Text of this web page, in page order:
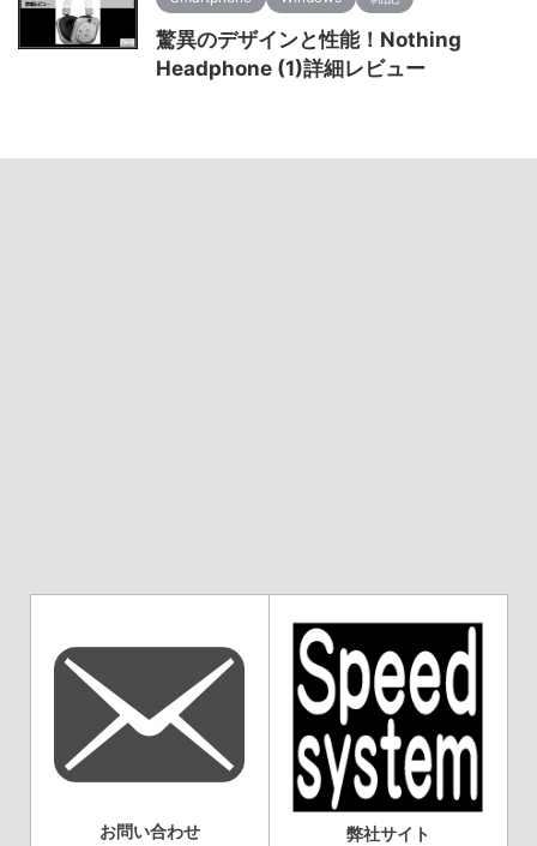
驚異のデザインと性能！Nothing
Headphone (1)詳細レビュー
お問い合わせ 弊社サイト